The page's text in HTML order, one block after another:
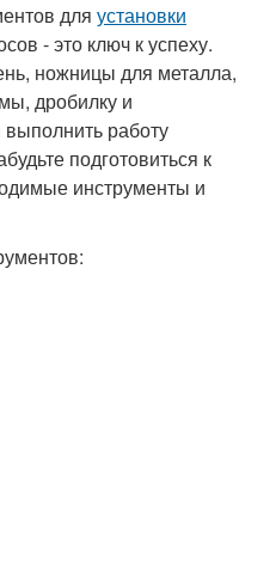
для установки
- это ключ к успеху.
ножницы для металла,
дробилку и
работу
подготовиться к
инструменты и